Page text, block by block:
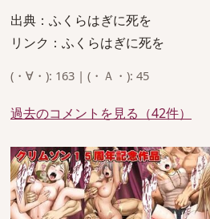
出典：ふくらはぎに死を
リンク：ふくらはぎに死を
(・∀・): 163 | (・Ａ・): 45
過去のコメントを見る（42件）